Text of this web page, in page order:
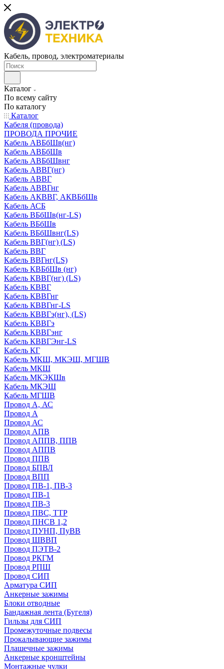
Кабель, провод, электроматериалы
Каталог
По всему сайту
По каталогу
Каталог
Кабеля (провода)
ПРОВОДА ПРОЧИЕ
Кабель АВБбШв(нг)
Кабель АВБбШв
Кабель АВБбШвнг
Кабель АВВГ(нг)
Кабель АВВГ
Кабель АВВГнг
Кабель АКВВГ, АКВБбШв
Кабель АСБ
Кабель ВБбШв(нг-LS)
Кабель ВБбШв
Кабель ВБбШвнг(LS)
Кабель ВВГ(нг) (LS)
Кабель ВВГ
Кабель ВВГнг(LS)
Кабель КВБбШв (нг)
Кабель КВВГ(нг) (LS)
Кабель КВВГ
Кабель КВВГнг
Кабель КВВГнг-LS
Кабель КВВГэ(нг), (LS)
Кабель КВВГэ
Кабель КВВГэнг
Кабель КВВГЭнг-LS
Кабель КГ
Кабель МКШ, МКЭШ, МГШВ
Кабель МКШ
Кабель МКЭКШв
Кабель МКЭШ
Кабель МГШВ
Провод А, АС
Провод А
Провод АС
Провод АПВ
Провод АППВ, ППВ
Провод АППВ
Провод ППВ
Провод БПВЛ
Провод ВПП
Провод ПВ-1, ПВ-3
Провод ПВ-1
Провод ПВ-3
Провод ПВС, ТТР
Провод ПНСВ 1,2
Провод ПУНП, ПуВВ
Провод ШВВП
Провод ПЭТВ-2
Провод РКГМ
Провод РПШ
Провод СИП
Арматура СИП
Анкерные зажимы
Блоки отводные
Бандажная лента (Бугеля)
Гильзы для СИП
Промежуточные подвесы
Прокалывающие зажимы
Плашечные зажимы
Анкерные кронштейны
Монтажные чулки